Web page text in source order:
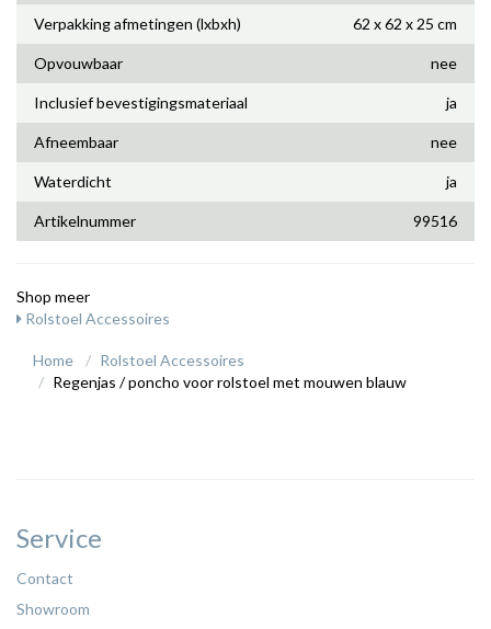
Verpakking afmetingen (lxbxh) 62 x 62 x 25 cm
Opvouwbaar nee
Inclusief bevestigingsmateriaal ja
Afneembaar nee
Waterdicht ja
Artikelnummer 99516
Shop meer
Rolstoel Accessoires
Home
Rolstoel Accessoires
Regenjas / poncho voor rolstoel met mouwen blauw
Service
Contact
Showroom